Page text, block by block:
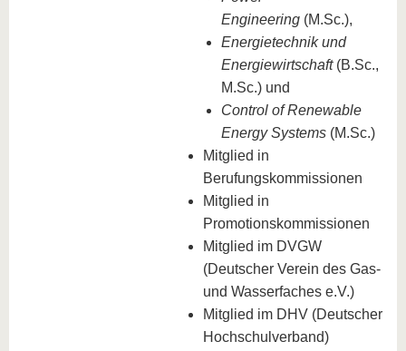
Engineering (M.Sc.),
Energietechnik und
Energiewirtschaft(B.Sc.,
M.Sc.) und
Control of Renewable
Energy Systems (M.Sc.)
Mitglied in
Berufungskommissionen
Mitglied in
Promotionskommissionen
Mitglied im DVGW
(Deutscher Verein des Gas-
und Wasserfaches e.V.)
Mitglied im DHV (Deutscher
Hochschulverband)